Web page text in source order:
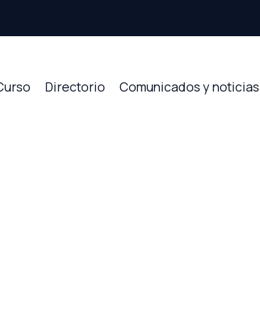
Directorio Comunicados y noticias